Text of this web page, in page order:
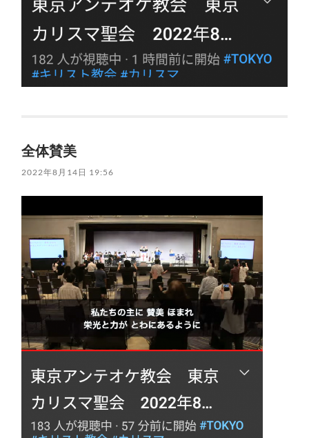
全体賛美
2022年8月14日 19:56